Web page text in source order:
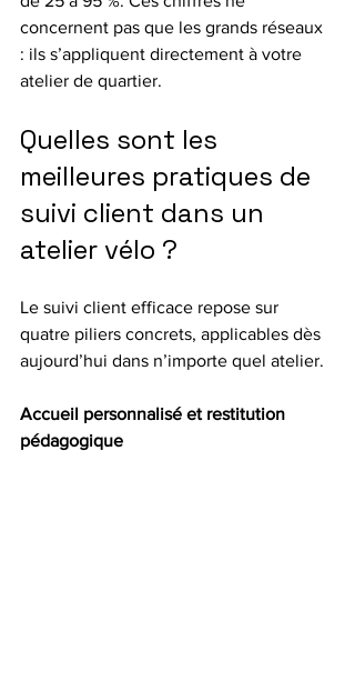
concernent pas que les grands réseaux
: ils s’appliquent directement à votre
atelier de quartier.
Quelles sont les
meilleures pratiques de
suivi client dans un
atelier vélo ?
Le suivi client efficace repose sur
quatre piliers concrets, applicables dès
aujourd’hui dans n’importe quel atelier.
Accueil personnalisé et restitution
pédagogique